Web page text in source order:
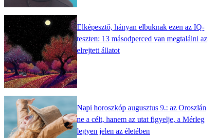
Elképesztő, hányan elbuknak ezen az IQ-
teszten: 13 másodperced van megtalálni az
elrejtett állatot
Napi horoszkóp augusztus 9.: az Oroszlán
ne a célt, hanem az utat figyelje, a Mérleg
legyen jelen az életében